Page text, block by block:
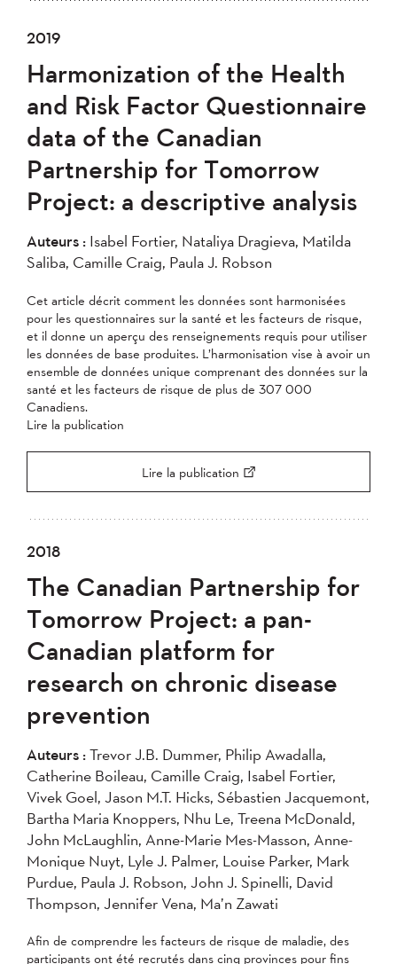
Tout
2021
2020
2019
2018
2017
2016
2015
2014
2013
2011
2010
2008
2007
2006
2005
2004
Plus récent au plus ancien
Plus ancien au plus récent
2019
Harmonization of the Health
and Risk Factor Questionnaire
data of the Canadian
Partnership for Tomorrow
Project: a descriptive analysis
Auteurs : Isabel Fortier, Nataliya Dragieva, Matilda
Saliba, Camille Craig, Paula J. Robson
Cet article décrit comment les données sont harmonisées
pour les questionnaires sur la santé et les facteurs de risque,
et il donne un aperçu des renseignements requis pour utiliser
les données de base produites. L’harmonisation vise à avoir un
ensemble de données unique comprenant des données sur la
santé et les facteurs de risque de plus de 307 000
Canadiens.
Lire la publication
Lire la publication
2018
The Canadian Partnership for
Tomorrow Project: a pan-
Canadian platform for
research on chronic disease
prevention
Auteurs :Trevor J.B. Dummer, Philip Awadalla,
Catherine Boileau, Camille Craig, Isabel Fortier,
Vivek Goel, Jason M.T. Hicks, Sébastien Jacquemont,
Bartha Maria Knoppers, Nhu Le, Treena McDonald,
John McLaughlin, Anne-Marie Mes-Masson, Anne-
Monique Nuyt, Lyle J. Palmer, Louise Parker, Mark
Purdue, Paula J. Robson, John J. Spinelli, David
Thompson, Jennifer Vena, Ma’n Zawati
Afin de comprendre les facteurs de risque de maladie, des
participants ont été recrutés dans cinq provinces pour fins